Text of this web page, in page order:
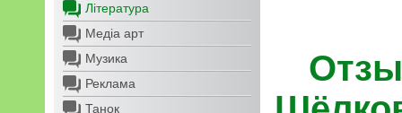
Література
Медіа арт
Музика
Реклама
Танок